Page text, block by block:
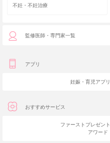
不妊・不妊治療
監修医師・専門家一覧
アプリ
妊娠・育児アプリ
おすすめサービス
ファーストプレゼント
アワード